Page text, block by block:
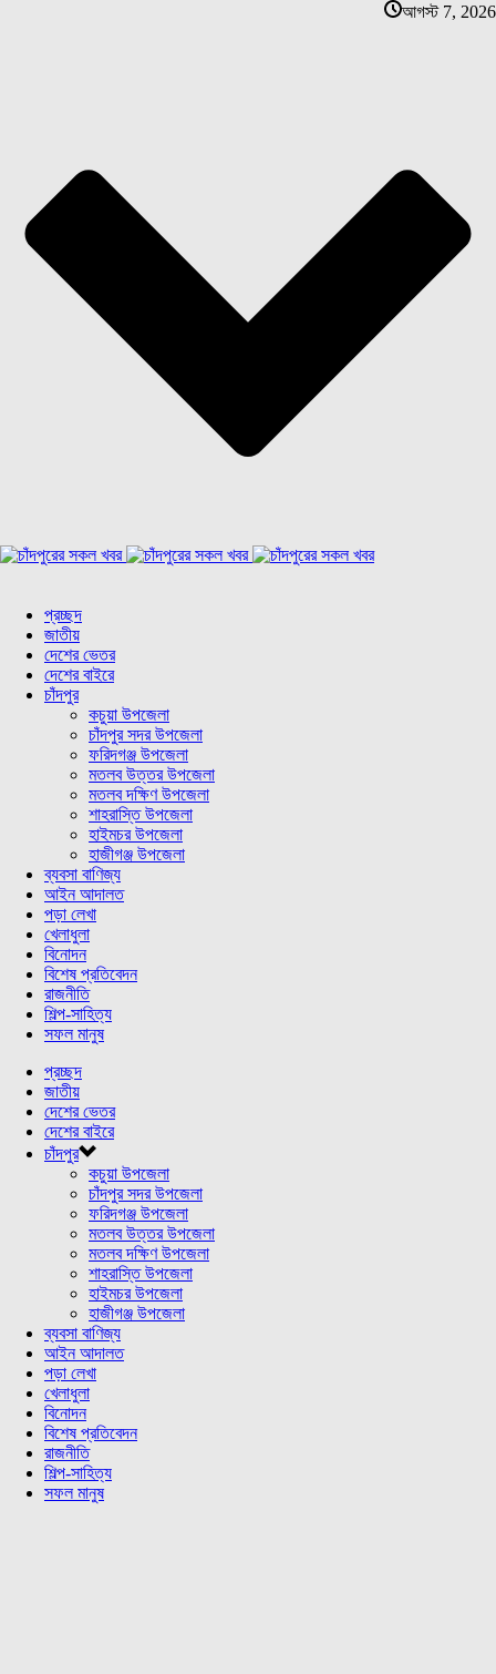
আগস্ট 7, 2026
প্রচ্ছদ
জাতীয়
দেশের ভেতর
দেশের বাইরে
চাঁদপুর
কচুয়া উপজেলা
চাঁদপুর সদর উপজেলা
ফরিদগঞ্জ উপজেলা
মতলব উত্তর উপজেলা
মতলব দক্ষিণ উপজেলা
শাহরাস্তি উপজেলা
হাইমচর উপজেলা
হাজীগঞ্জ উপজেলা
ব্যবসা বাণিজ্য
আইন আদালত
পড়া লেখা
খেলাধুলা
বিনোদন
বিশেষ প্রতিবেদন
রাজনীতি
শিল্প-সাহিত্য
সফল মানুষ
প্রচ্ছদ
জাতীয়
দেশের ভেতর
দেশের বাইরে
চাঁদপুর
কচুয়া উপজেলা
চাঁদপুর সদর উপজেলা
ফরিদগঞ্জ উপজেলা
মতলব উত্তর উপজেলা
মতলব দক্ষিণ উপজেলা
শাহরাস্তি উপজেলা
হাইমচর উপজেলা
হাজীগঞ্জ উপজেলা
ব্যবসা বাণিজ্য
আইন আদালত
পড়া লেখা
খেলাধুলা
বিনোদন
বিশেষ প্রতিবেদন
রাজনীতি
শিল্প-সাহিত্য
সফল মানুষ